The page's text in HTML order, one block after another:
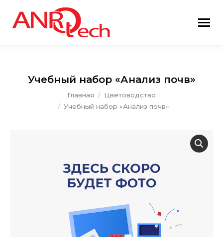
Учебный набор «Анализ почв»
Главная
Цветоводство
Учебный набор «Анализ почв»